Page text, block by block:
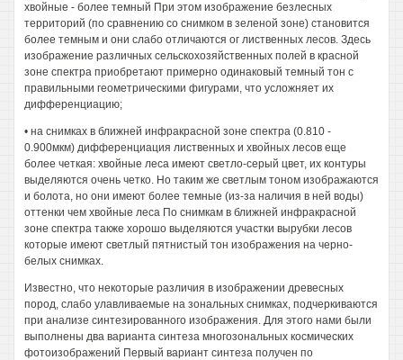
хвойные - более темный При этом изображение безлесных
территорий (по сравнению со снимком в зеленой зоне) становится
более темным и они слабо отличаются ог лиственных лесов. Здесь
изображение различных сельскохозяйственных полей в красной
зоне спектра приобретают примерно одинаковый темный тон с
правильными геометрическими фигурами, что усложняет их
дифференциацию;
• на снимках в ближней инфракрасной зоне спектра (0.810 -
0.900мкм) дифференциация лиственных и хвойных лесов еще
более четкая: хвойные леса имеют светло-серый цвет, их контуры
выделяются очень четко. Но таким же светлым тоном изображаются
и болота, но они имеют более темные (из-за наличия в ней воды)
оттенки чем хвойные леса По снимкам в ближней инфракрасной
зоне спектра также хорошо выделяются участки вырубки лесов
которые имеют светлый пятнистый тон изображения на черно-
белых снимках.
Известно, что некоторые различия в изображении древесных
пород, слабо улавливаемые на зональных снимках, подчеркиваются
при анализе синтезированного изображения. Для этого нами были
выполнены два варианта синтеза многозональных космических
фотоизображений Первый вариант синтеза получен по